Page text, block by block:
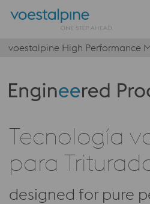
voestalpine High Performance
Produktkategorie: Engineered
Tecnología
para
designed for pure